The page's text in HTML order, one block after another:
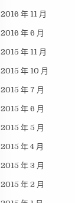
2016 年 11 月
2016 年 6 月
2015 年 11 月
2015 年 10 月
2015 年 7 月
2015 年 6 月
2015 年 5 月
2015 年 4 月
2015 年 3 月
2015 年 2 月